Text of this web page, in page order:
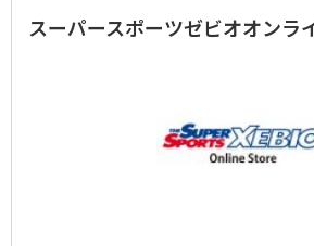
スーパースポーツゼビオオンラ